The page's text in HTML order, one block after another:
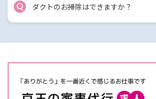
Q ダクトのお掃除はできますか？